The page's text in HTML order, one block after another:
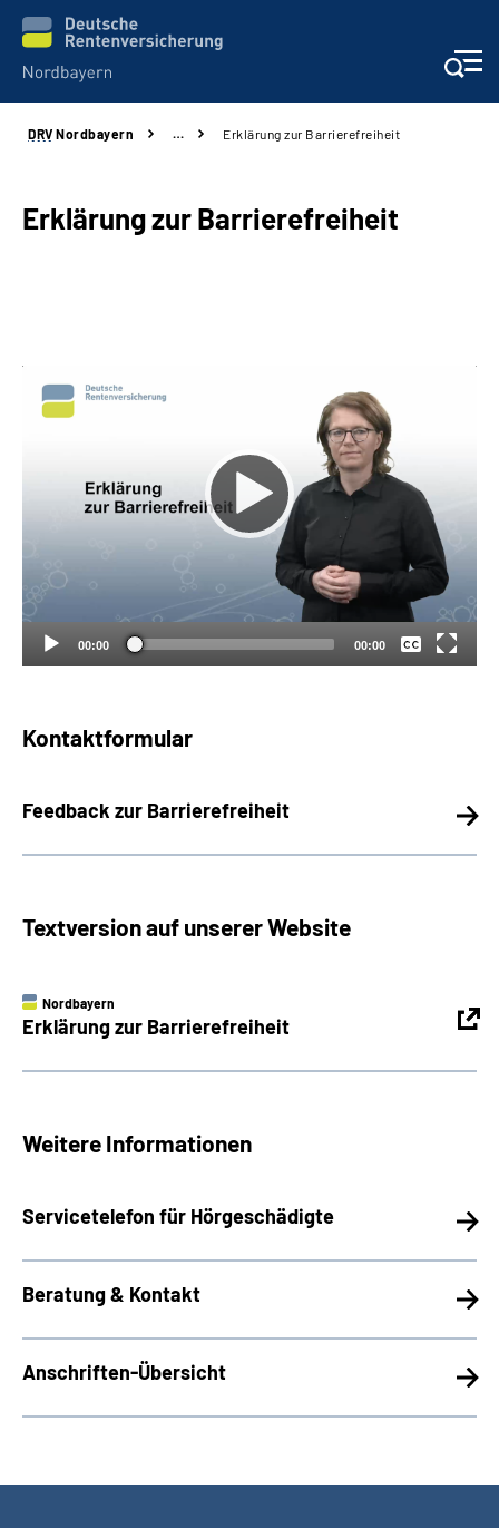
Online-Services
Services
Presse und Experten
Über uns
Inhalte in Gebärdensprache (DGS)
Leichte Sprache
DRV Nordbayern … Erklärung zur Barrierefreiheit
Erklärung zur Barrierefreiheit
00:00 00:00
Keine
Deutsch
Kontaktformular
Feedback zur Barrierefreiheit
Textversion auf unserer Website
Nordbayern
Erklärung zur Barrierefreiheit
Weitere Informationen
Servicetelefon für Hörgeschädigte
Beratung & Kontakt
Anschriften-Übersicht